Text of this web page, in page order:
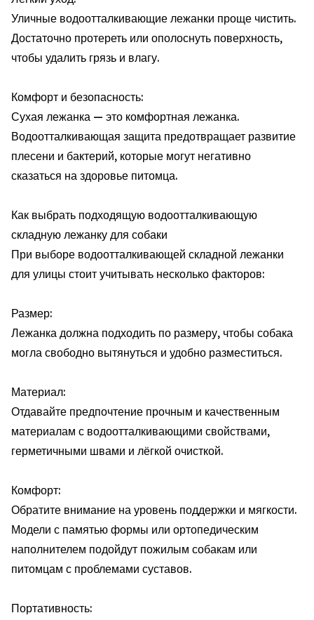
Уличные водоотталкивающие лежанки проще чистить.
Достаточно протереть или ополоснуть поверхность,
чтобы удалить грязь и влагу.
Комфорт и безопасность:
Сухая лежанка — это комфортная лежанка.
Водоотталкивающая защита предотвращает развитие
плесени и бактерий, которые могут негативно
сказаться на здоровье питомца.
Как выбрать подходящую водоотталкивающую
складную лежанку для собаки
При выборе водоотталкивающей складной лежанки
для улицы стоит учитывать несколько факторов:
Размер:
Лежанка должна подходить по размеру, чтобы собака
могла свободно вытянуться и удобно разместиться.
Материал:
Отдавайте предпочтение прочным и качественным
материалам с водоотталкивающими свойствами,
герметичными швами и лёгкой очисткой.
Комфорт:
Обратите внимание на уровень поддержки и мягкости.
Модели с памятью формы или ортопедическим
наполнителем подойдут пожилым собакам или
питомцам с проблемами суставов.
Портативность: